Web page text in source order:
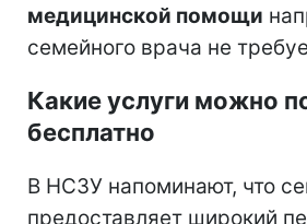
медицинской помощи
семейного врача не
Какие услуги можно
бесплатно
В НСЗУ напоминают, что
предоставляет широкий